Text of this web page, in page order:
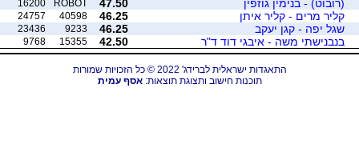
(רובוט) - בנימין גוזפין 47.50
ROBOT
16200
קליר מרים - קליר איתן 46.25
40598
24757
שגל יפה - קגן יעקב 46.25
9233
23436
בנבנישתי משה - איבגי דוד ד"ר 42.50
15355
9768
התאגדות ישראלית לברידג' 2022 © כל הזכויות שמורות
תוכנות חישוב ותצוגת תוצאות:אסף עמית